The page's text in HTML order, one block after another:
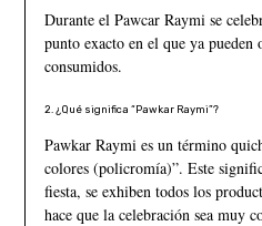
Durante el Pawcar Raymi se
punto exacto en el que ya pueden
consumidos.
2. ¿Qué significa “Pawkar Raymi”?
Pawkar Raymi es un término
colores (policromía)”. Este
fiesta, se exhiben todos los
hace que la celebración sea muy